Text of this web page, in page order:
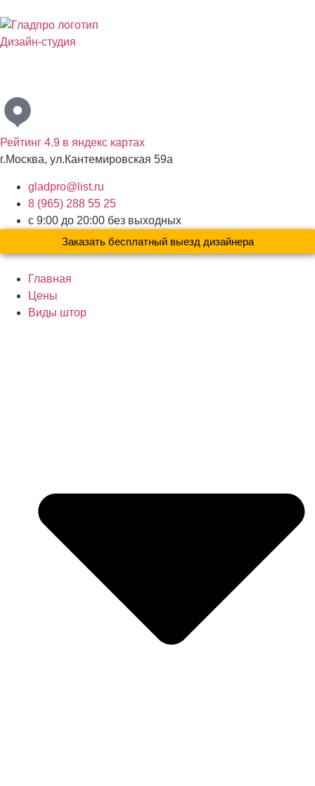
Дизайн-студия
Рейтинг 4.9 в яндекс картах
г.Москва, ул.Кантемировская 59а
gladpro@list.ru
8 (965) 288 55 25
с 9:00 до 20:00 без выходных
Заказать бесплатный выезд дизайнера
Главная
Цены
Виды штор